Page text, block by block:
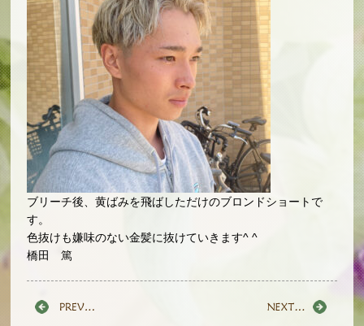
ブリーチ後、黄ばみを飛ばしただけのブロンドショートで
す。
色抜けも嫌味のない金髪に抜けていきます^ ^
橋田 篤